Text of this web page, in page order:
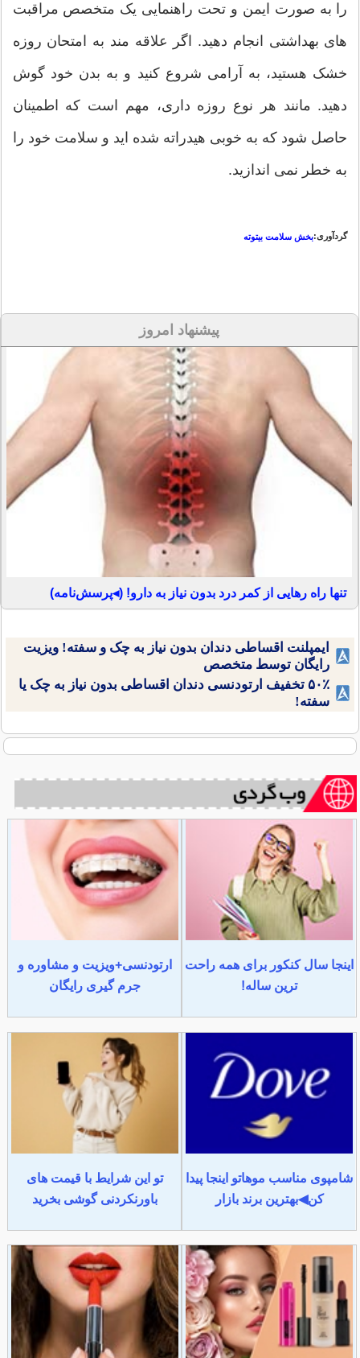
را به صورت ایمن و تحت راهنمایی یک متخصص مراقبت
های بهداشتی انجام دهید. اگر علاقه مند به امتحان روزه
خشک هستید، به آرامی شروع کنید و به بدن خود گوش
دهید. مانند هر نوع روزه داری، مهم است که اطمینان
حاصل شود که به خوبی هیدراته شده اید و سلامت خود را
به خطر نمی اندازید.
گردآوری:بخش سلامت بیتوته
پیشنهاد امروز
تنها راه رهایی از کمر درد بدون نیاز به دارو! (◂پرسش‌نامه)
ایمپلنت اقساطی دندان بدون نیاز به چک و سفته! ویزیت
رایگان توسط متخصص
۵۰٪ تخفیف ارتودنسی دندان اقساطی بدون نیاز به چک یا
سفته!
اینجا سال کنکور برای همه راحت
ترین ساله!
ارتودنسی+ویزیت و مشاوره و
جرم گیری رایگان
شامپوی مناسب موهاتو اینجا پیدا
کن◀بهترین برند بازار
تو این شرایط با قیمت های
باورنکردنی گوشی بخرید